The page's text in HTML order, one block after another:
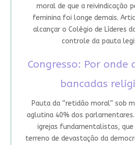
moral de que a reivindicação
feminina foi longe demais.
alcançar o Colégio de Líderes
controle da pauta
Congresso: Por onde
bancadas
Pauta da “retidão moral” sob
aglutina 40% dos
igrejas fundamentalistas, que
terreno de devastação da